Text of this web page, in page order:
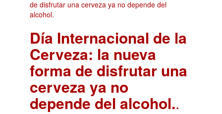
Día Internacional de la
Cerveza: la nueva
forma de disfrutar una
cerveza ya no
depende del alcohol..